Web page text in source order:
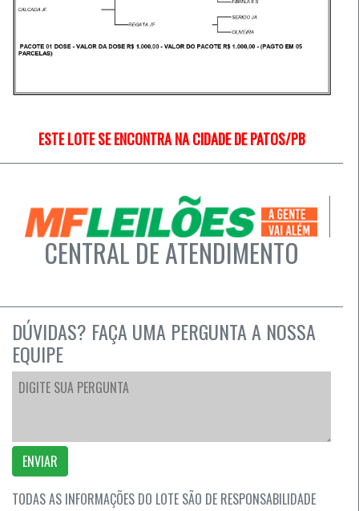
ESTE LOTE SE ENCONTRA NA CIDADE DE PATOS/PB
CENTRAL DE ATENDIMENTO
DÚVIDAS? FAÇA UMA PERGUNTA A NOSSA
EQUIPE
ENVIAR
TODAS AS INFORMAÇÕES DO LOTE SÃO DE RESPONSABILIDADE